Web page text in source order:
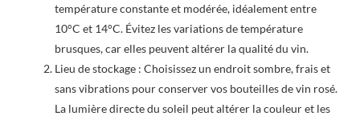
température constante et modérée, idéalement entre
10°C et 14°C. Évitez les variations de température
brusques, car elles peuvent altérer la qualité du vin.
Lieu de stockage : Choisissez un endroit sombre, frais et
sans vibrations pour conserver vos bouteilles de vin rosé.
La lumière directe du soleil peut altérer la couleur et les